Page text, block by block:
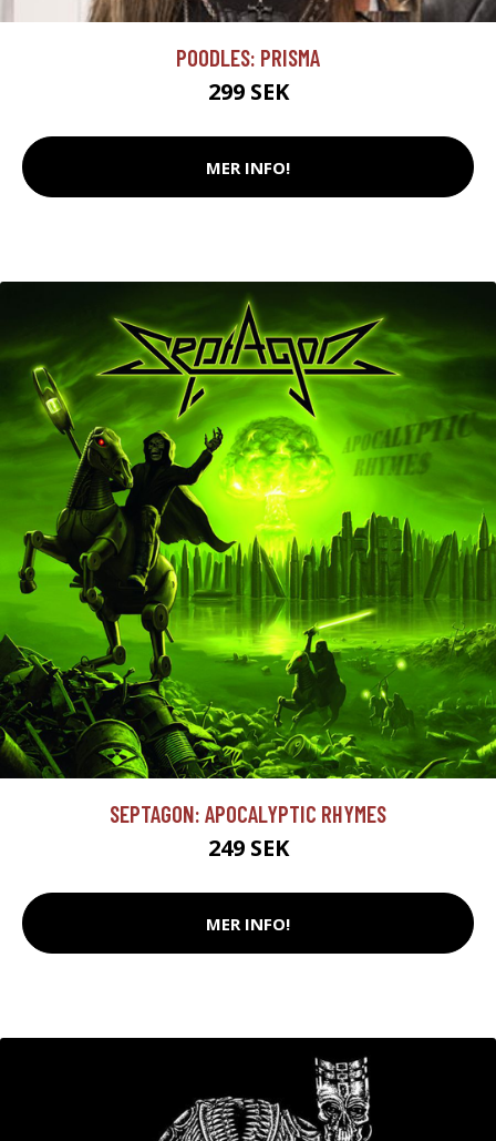
POODLES: PRISMA
299 SEK
MER INFO!
SEPTAGON: APOCALYPTIC RHYMES
249 SEK
MER INFO!